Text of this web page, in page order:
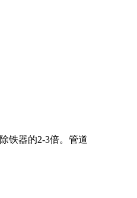
铁器的2-3倍。管道